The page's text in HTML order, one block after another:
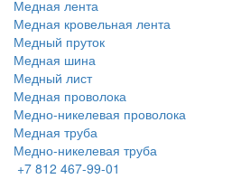
Медная лента
Медная кровельная лента
Медный пруток
Медная шина
Медный лист
Медная проволока
Медно-никелевая проволока
Медная труба
Медно-никелевая труба
+7 812 467-99-01